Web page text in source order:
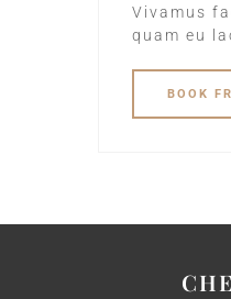
Vivamus
quam eu
BOOK